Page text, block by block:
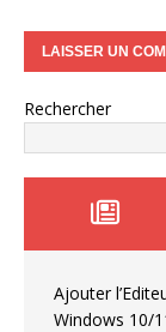
Rechercher
Ajouter
Windows 10/